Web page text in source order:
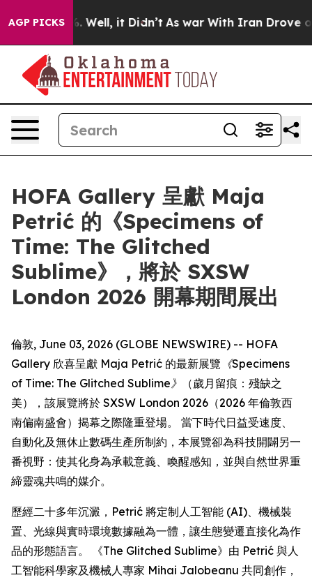
AGP PICKS
40%. Well, it Didn’t As war With Iran Drove oil
HOFA Gallery 呈獻 Maja
Petrić 的《Specimens of
Time: The Glitched
Sublime》，將於 SXSW
London 2026 開幕期間展出
倫敦, June 03, 2026 (GLOBE NEWSWIRE) -- HOFA
Gallery 欣喜呈獻 Maja Petrić 的最新展覽 《Specimens
of Time: The Glitched Sublime》
（歲月留痕：殘缺之
美），該展覽將於 SXSW London 2026（2026 年倫敦西
南偏南盛會）揭幕之際隆重登場。 當下時代日益受速度、
自動化及無休止數碼生產所制約，本展覽卻為科技開闢另一
番視野：使其化身為承載意義、喚醒感知，並與自然世界重
締靈魂共鳴的媒介。
歷經二十多年沉澱，Petrić 將定制人工智能 (AI)、機械裝
置、光線與實時環境數據融為一體，讓生態變遷直接化為作
品的形態語言。 《The Glitched Sublime》由 Petrić 與人
工智能科學家及機械人專家 Mihai Jalobeanu 共同創作，